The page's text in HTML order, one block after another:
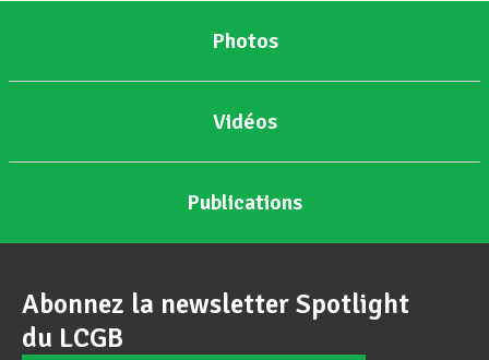
Photos
Vidéos
Publications
Abonnez la newsletter Spotlight
du LCGB